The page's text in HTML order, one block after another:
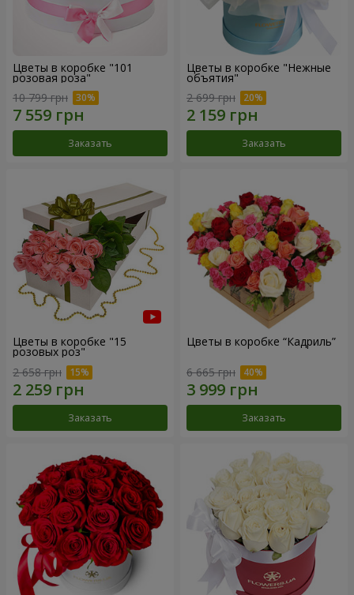
Цветы в коробке "101
розовая роза"
10 799 грн
Заказать
Цветы в коробке "Нежные
объятия"
2 699 грн
Заказать
Цветы в коробке "15
розовых роз"
2 658 грн
Заказать
Цветы в коробке “Кадриль”
6 665 грн
Заказать